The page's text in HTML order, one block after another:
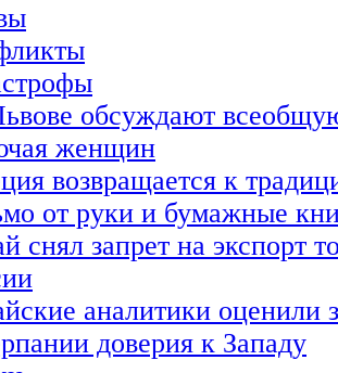
обсуждают
женщин
возвращается к
от руки и бумажные
снял запрет на экспорт
аналитики оценили
доверия к Западу